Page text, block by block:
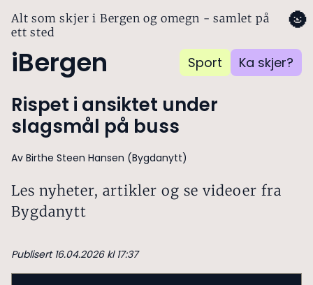
Alt som skjer i Bergen og omegn - samlet på
ett sted
iBergen Sport Ka skjer?
🌚
Rispet i ansiktet under
slagsmål på buss
Av Birthe Steen Hansen (Bygdanytt)
Les nyheter, artikler og se videoer fra
Bygdanytt
Publisert 16.04.2026 kl 17:37